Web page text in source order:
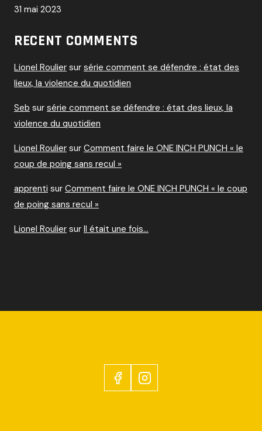
31 mai 2023
RECENT COMMENTS
Lionel Roulier sur série comment se défendre : état des
lieux, la violence du quotidien
Seb sur série comment se défendre : état des lieux, la
violence du quotidien
Lionel Roulier sur Comment faire le ONE INCH PUNCH « le
coup de poing sans recul »
apprenti sur Comment faire le ONE INCH PUNCH « le coup
de poing sans recul »
Lionel Roulier sur Il était une fois…